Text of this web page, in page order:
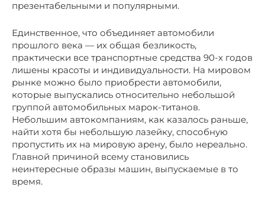
презентабельными и популярными.
Единственное, что объединяет автомобили
прошлого века — их общая безликость,
практически все транспортные средства 90-х годов
лишены красоты и индивидуальности. На мировом
рынке можно было приобрести автомобили,
которые выпускались относительно небольшой
группой автомобильных марок-титанов.
Небольшим автокомпаниям, как казалось раньше,
найти хотя бы небольшую лазейку, способную
пропустить их на мировую арену, было нереально.
Главной причиной всему становились
неинтересные образы машин, выпускаемые в то
время.